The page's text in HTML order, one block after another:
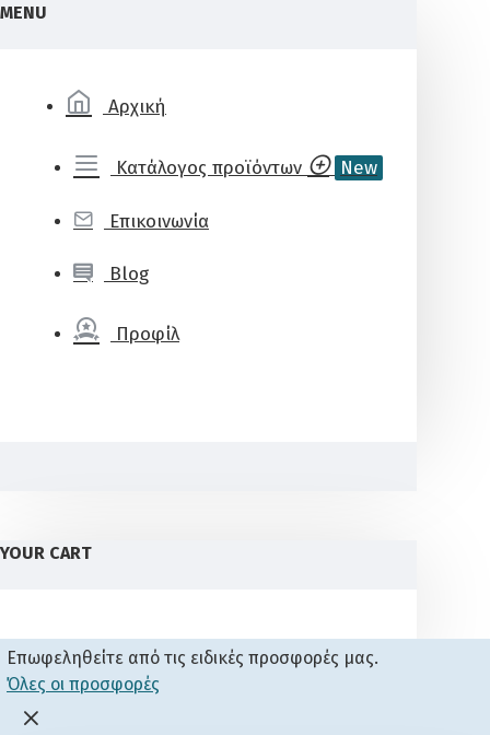
MENU
Αρχική
Κατάλογος προϊόντων New
Επικοινωνία
Blog
Προφίλ
YOUR CART
Επωφεληθείτε από τις ειδικές προσφορές μας.
Όλες οι προσφορές